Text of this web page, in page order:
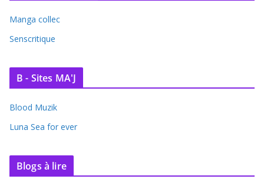
Manga collec
Senscritique
B - Sites MA'J
Blood Muzik
Luna Sea for ever
Blogs à lire